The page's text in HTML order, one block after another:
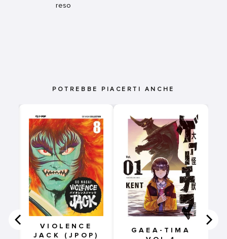
reso
POTREBBE PIACERTI ANCHE
VIOLENCE
JACK (JPOP)
GAEA-TIMA